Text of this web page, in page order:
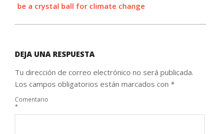
be a crystal ball for climate change
DEJA UNA RESPUESTA
Tu dirección de correo electrónico no será publicada.
Los campos obligatorios están marcados con *
Comentario
*